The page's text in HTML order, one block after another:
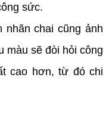
sức.
nhãn chai cũng ảnh
màu sẽ đòi hỏi công
cao hơn, từ đó chi